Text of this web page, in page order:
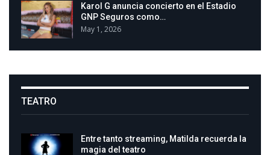
Karol G anuncia concierto en el Estadio
GNP Seguros como…
May 1, 2026
TEATRO
Entre tanto streaming, Matilda recuerda la
magia del teatro